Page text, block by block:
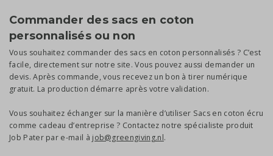
Commander des sacs en coton
personnalisés ou non
Vous souhaitez commander des sacs en coton personnalisés ? C’est
facile, directement sur notre site. Vous pouvez aussi demander un
devis. Après commande, vous recevez un bon à tirer numérique
gratuit. La production démarre après votre validation.
Vous souhaitez échanger sur la manière d’utiliser Sacs en coton écru
comme cadeau d’entreprise ? Contactez notre spécialiste produit
Job Pater par e-mail à job@greengiving.nl.